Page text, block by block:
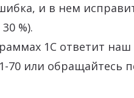
и в нем
%).
1С ответит наш
70 или обращайтесь